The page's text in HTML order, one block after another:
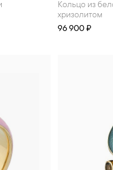
Кольцо из белого золота с топазами и
хризолитом
96 900 ₽